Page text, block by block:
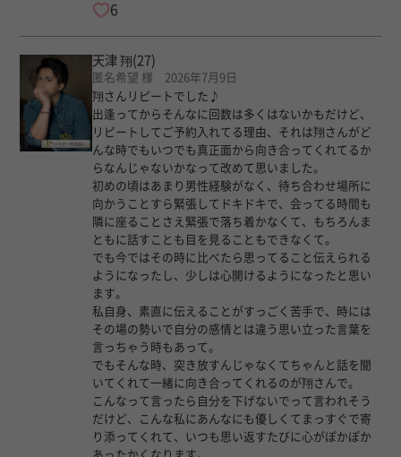
6
天津 翔(27)
匿名希望 様 2026年7月9日
翔さんリピートでした♪
出逢ってからそんなに回数は多くはないかもだけど、
リピートしてご予約入れてる理由、それは翔さんがど
んな時でもいつでも真正面から向き合ってくれてるか
らなんじゃないかなって改めて思いました。
初めの頃はあまり男性経験がなく、待ち合わせ場所に
向かうことすら緊張してドキドキで、会ってる時間も
隣に座ることさえ緊張で落ち着かなくて、もちろんま
ともに話すことも目を見ることもできなくて。
でも今ではその時に比べたら思ってること伝えられる
ようになったし、少しは心開けるようになったと思い
ます。
私自身、素直に伝えることがすっごく苦手で、時には
その場の勢いで自分の感情とは違う思い立った言葉を
言っちゃう時もあって。
でもそんな時、突き放すんじゃなくてちゃんと話を聞
いてくれて一緒に向き合ってくれるのが翔さんで。
こんなって言ったら自分を下げないでって言われそう
だけど、こんな私にあんなにも優しくてまっすぐで寄
り添ってくれて、いつも思い返すたびに心がぽかぽか
あったかくなります。